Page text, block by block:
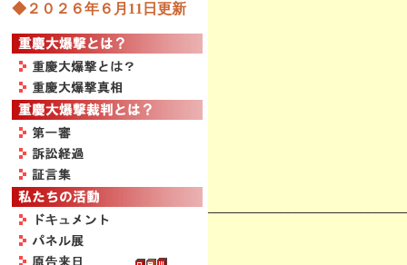
◆２０２６年６月11日更新